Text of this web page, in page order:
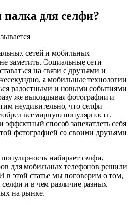
для селфи?
сетей и мобильных
заметить. Социальные сети
на связи с друзьями и
а мобильные технологии
радостными и новыми событиями
же выкладывая фотографии и
неудивительно, что селфи –
всемирную популярность.
эффектный способ запечатлеть себя
фотографией со своими друзьями
набирает селфи,
для мобильных телефонов решили
в этой статье мы поговорим о том,
селфи и в чем различие разных
на рынке.